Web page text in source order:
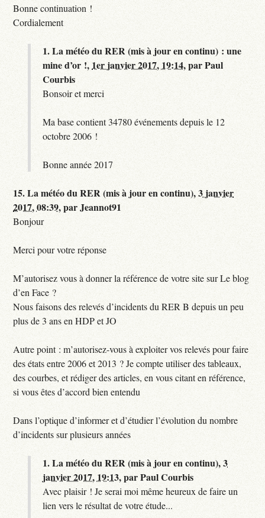
Bonne continuation !
Cordialement
1.La météo du RER (mis à jour en continu) : une
mine d’or !, 1er janvier 2017, 19:14,parPaul
Courbis
Bonsoir et merci
Ma base contient 34780 événements depuis le 12
octobre 2006 !
Bonne année 2017
15.La météo du RER (mis à jour en continu),3 janvier
2017, 08:39,parJeannot91
Bonjour
Merci pour votre réponse
M’autorisez vous à donner la référence de votre site sur Le blog
d’en Face ?
Nous faisons des relevés d’incidents du RER B depuis un peu
plus de 3 ans en HDP et JO
Autre point : m’autorisez-vous à exploiter vos relevés pour faire
des états entre 2006 et 2013 ? Je compte utiliser des tableaux,
des courbes, et rédiger des articles, en vous citant en référence,
si vous êtes d’accord bien entendu
Dans l’optique d’informer et d’étudier l’évolution du nombre
d’incidents sur plusieurs années
1.La météo du RER (mis à jour en continu),3
janvier 2017, 19:13,parPaul Courbis
Avec plaisir ! Je serai moi même heureux de faire un
lien vers le résultat de votre étude...